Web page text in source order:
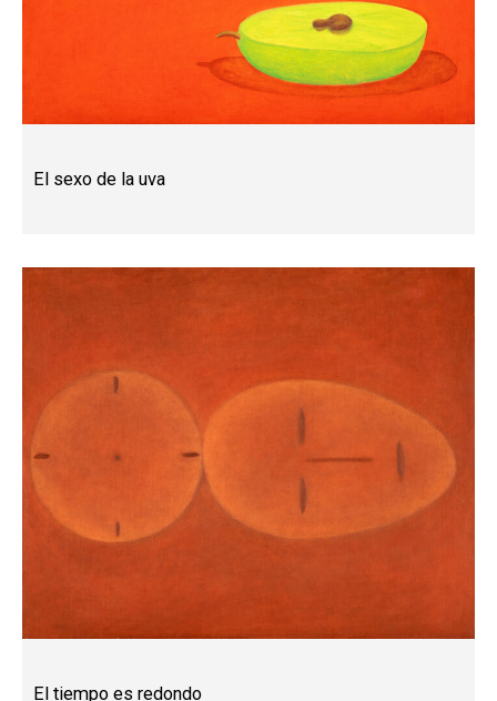
El sexo de la uva
El tiempo es redondo